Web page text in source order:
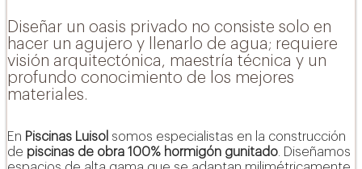
Diseñar un oasis privado no consiste solo en
hacer un agujero y llenarlo de agua; requiere
visión arquitectónica, maestría técnica y un
profundo conocimiento de los mejores
materiales.
En Piscinas Luisol somos especialistas en la construcción
de piscinas de obra 100% hormigón gunitado. Diseñamos